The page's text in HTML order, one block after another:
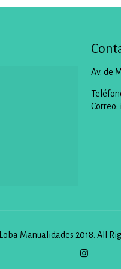
Av. de
Correo:
Loba Manualidades 2018. All